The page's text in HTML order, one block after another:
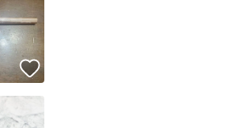
の実績について
たユーザーにバッジを付与しています
いいね！